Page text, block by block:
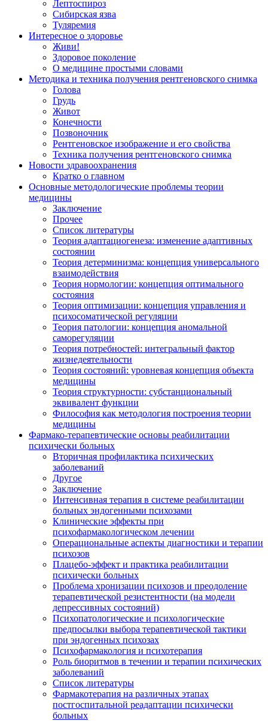
Лептоспироз
Сибирская язва
Туляремия
Интересное о здоровье
Живи!
Здоровое поколение
О медицине простыми словами
Методика и техника получения рентгеновского снимка
Голова
Грудь
Живот
Конечности
Позвоночник
Рентгеновское изображение и его свойства
Техника получения рентгеновского снимка
Новости здравоохранения
Кратко о главном
Основные методологические проблемы теории
медицины
Заключение
Прочее
Список литературы
Теория адаптациогенеза: изменение адаптивных
состоянии
Теория детерминизма: концепция универсального
взаимодействия
Теория нормологии: концепция оптимального
состояния
Теория оптимизации: концепция управления и
психосоматической регуляции
Теория патологии: концепция аномальной
саморегуляции
Теория потребностей: интегральный фактор
жизнедеятельности
Теория состояний: уровневая концепция объекта
медицины
Теория структурности: субстанциональный
эквивалент функции
Философия как методология построения теории
медицины
Фармако-терапевтические основы реабилитации
психически больных
Вторичная профилактика психических
заболеваний
Другое
Заключение
Интенсивная терапия в системе реабилитации
больных эндогенными психозами
Клинические эффекты при
психофармакологическом лечении
Операциональные аспекты диагностики и терапии
психозов
Плацебо-эффект и практика реабилитации
психически больных
Проблема хронизации психозов и преодоление
терапевтической резистентности (на модели
депрессивных состояний)
Психопатологические и психологические
предпосылки выбора терапевтической тактики
при эндогенных психозах
Психофармакология и психотерапия
Роль биоритмов в течении и терапии психических
заболеваний
Список литературы
Фармакотерапия на различных этапах
постгоспитальной реадаптации психически
больных